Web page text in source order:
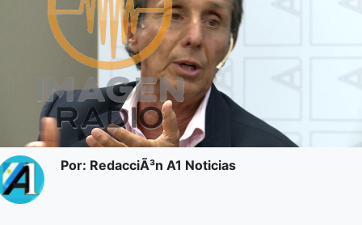
Por: RedacciÃ³n A1 Noticias